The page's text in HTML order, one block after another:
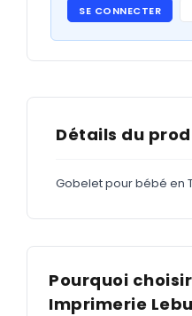
Abribus
ADHÉSIFS
Adhésifs vitrine
SE CONNECTER
Détails du
Gobelet pour bébé en
Pourquoi
Imprimerie